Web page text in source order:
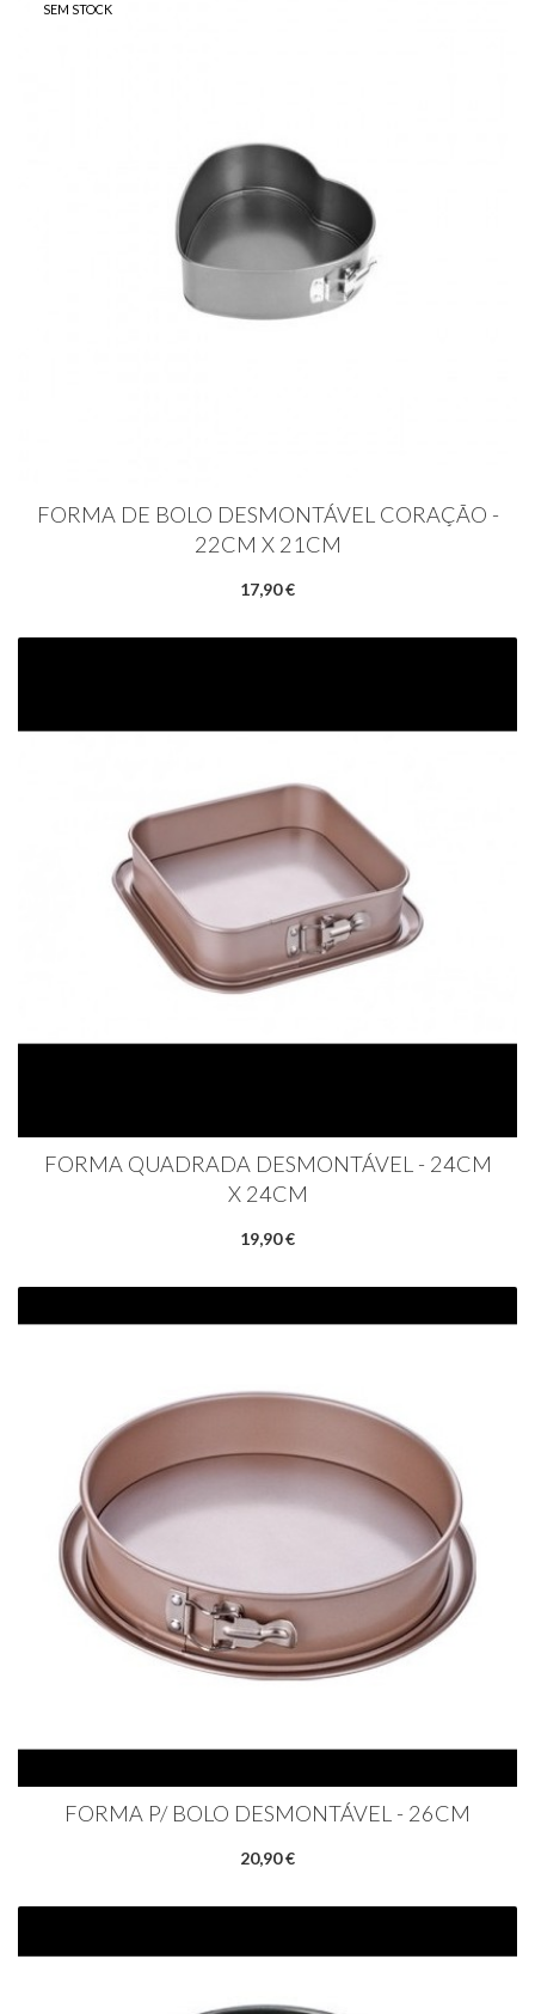
SEM STOCK
FORMA DE BOLO DESMONTÁVEL CORAÇÃO -
22CM X 21CM
17,90 €
FORMA QUADRADA DESMONTÁVEL - 24CM
X 24CM
19,90 €
FORMA P/ BOLO DESMONTÁVEL - 26CM
20,90 €